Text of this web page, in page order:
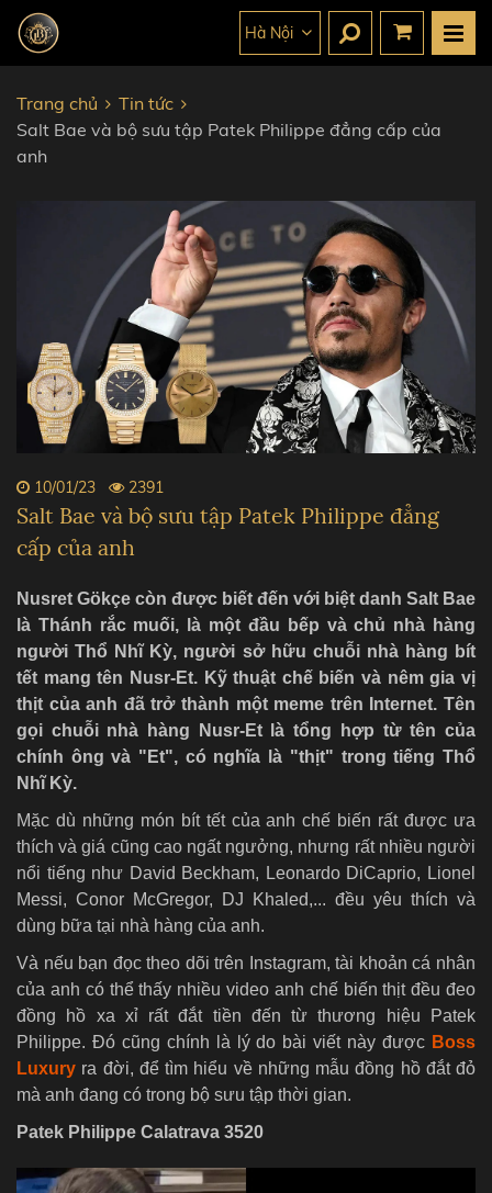
Hà Nội
Trang chủ
Tin tức
Salt Bae và bộ sưu tập Patek Philippe đẳng cấp của
anh
10/01/23 2391
Salt Bae và bộ sưu tập Patek Philippe đẳng
cấp của anh
Nusret Gökçe còn được biết đến với biệt danh Salt Bae
là Thánh rắc muối, là một đầu bếp và chủ nhà hàng
người Thổ Nhĩ Kỳ, người sở hữu chuỗi nhà hàng bít
tết mang tên Nusr-Et. Kỹ thuật chế biến và nêm gia vị
thịt của anh đã trở thành một meme trên Internet. Tên
gọi chuỗi nhà hàng Nusr-Et là tổng hợp từ tên của
chính ông và "Et", có nghĩa là "thịt" trong tiếng Thổ
Nhĩ Kỳ.
Mặc dù những món bít tết của anh chế biến rất được ưa
thích và giá cũng cao ngất ngưởng, nhưng rất nhiều người
nổi tiếng như David Beckham, Leonardo DiCaprio, Lionel
Messi, Conor McGregor, DJ Khaled,... đều yêu thích và
dùng bữa tại nhà hàng của anh.
Và nếu bạn đọc theo dõi trên Instagram, tài khoản cá nhân
của anh có thể thấy nhiều video anh chế biến thịt đều đeo
đồng hồ xa xỉ rất đắt tiền đến từ thương hiệu Patek
Philippe. Đó cũng chính là lý do bài viết này được Boss
Luxury ra đời, để tìm hiểu về những mẫu đồng hồ đắt đỏ
mà anh đang có trong bộ sưu tập thời gian.
Patek Philippe Calatrava 3520